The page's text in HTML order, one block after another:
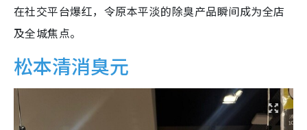
在社交平台爆红，令原本平淡的除臭产品瞬间成为全店
及全城焦点。
松本清消臭元